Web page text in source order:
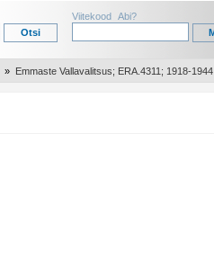
Viitekood Abi?
» Emmaste Vallavalitsus; ERA.4311; 1918-1944